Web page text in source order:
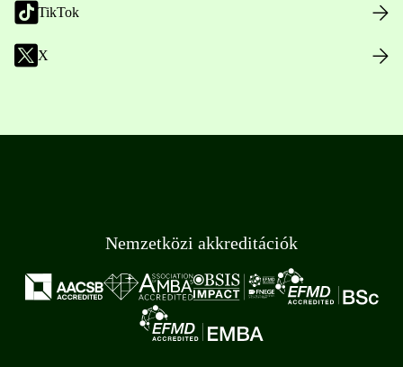
TikTok
X
Nemzetközi akkreditációk